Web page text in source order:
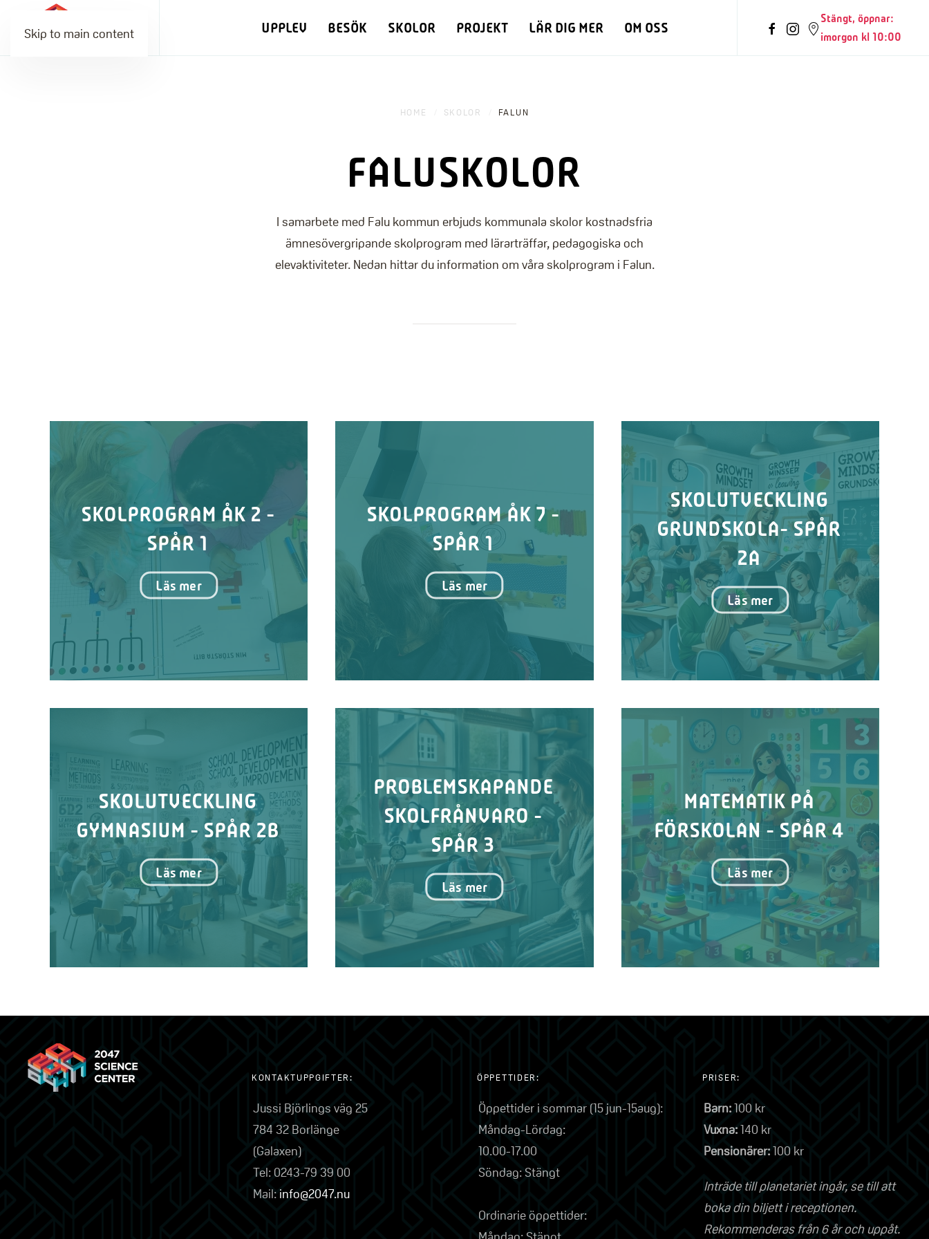
Skip to main content UPPLEV BESÖK SKOLOR PROJEKT LÄR DIG MER OM OSS
Stängt, öppnar:
imorgon kl 10:00
HOME SKOLOR FALUN
FALUSKOLOR
I samarbete med Falu kommun erbjuds kommunala skolor kostnadsfria
ämnesövergripande skolprogram med lärarträffar, pedagogiska och
elevaktiviteter. Nedan hittar du information om våra skolprogram i Falun.
SKOLPROGRAM ÅK 2 -
SPÅR 1
Läs mer
SKOLPROGRAM ÅK 7 -
SPÅR 1
Läs mer
SKOLUTVECKLING
GRUNDSKOLA- SPÅR
2A
Läs mer
SKOLUTVECKLING
GYMNASIUM - SPÅR 2B
Läs mer
PROBLEMSKAPANDE
SKOLFRÅNVARO -
SPÅR 3
Läs mer
MATEMATIK PÅ
FÖRSKOLAN - SPÅR 4
Läs mer
KONTAKTUPPGIFTER:
Jussi Björlings väg 25
784 32 Borlänge
(Galaxen)
Tel: 0243-79 39 00
Mail: info@2047.nu
ÖPPETTIDER:
Öppettider i sommar (15 jun-15aug):
Måndag-Lördag:
10.00-17.00
Söndag: Stängt
Ordinarie öppettider:
PRISER:
Barn:100 kr
Vuxna:140 kr
Pensionärer:100 kr
Inträde till planetariet ingår, se till att
boka din biljett i receptionen.
Rekommenderas från 6 år och uppåt.